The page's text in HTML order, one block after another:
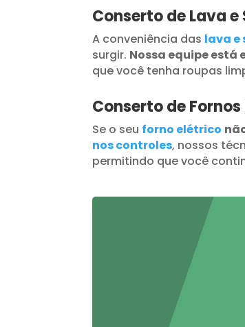
Conserto de Lava e
A conveniência das lava e
surgir. Nossa equipe está
que você tenha roupas
Conserto de
Se o seu forno elétrico
nos controles, nossos
permitindo que você